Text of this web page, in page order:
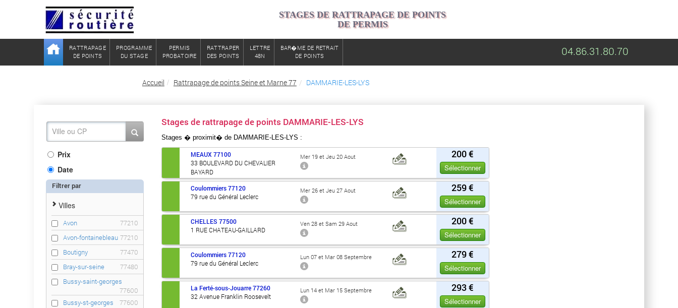
STAGES DE RATTRAPAGE DE POINTS
DE PERMIS
RATTRAPAGE
DE POINTS
PROGRAMME
DU STAGE
PERMIS
PROBATOIRE
RATTRAPER
DES POINTS
LETTRE
48N
BAR�ME DE RETRAIT
DE POINTS
04.86.31.80.70
Accueil Rattrapage de points Seine et Marne 77 DAMMARIE-LES-LYS
Prix
Date
Filtrer par
Villes
Avon
77210
Avon-fontainebleau 77210
Boutigny
77470
Bray-sur-seine
77480
Bussy-saint-georges
77600
Bussy-st-georges
77600
Stages de rattrapage de points DAMMARIE-LES-LYS
Stages � proximit� de DAMMARIE-LES-LYS :
200 €
Sélectionner
MEAUX 77100
33 BOULEVARD DU CHEVALIER
BAYARD
Mer 19 et Jeu 20 Aout
259 €
Sélectionner
Coulommiers 77120
79 rue du Général Leclerc
Mer 26 et Jeu 27 Aout
200 €
Sélectionner
CHELLES 77500
1 RUE CHATEAU-GAILLARD
Ven 28 et Sam 29 Aout
279 €
Sélectionner
Coulommiers 77120
79 rue du Général Leclerc
Lun 07 et Mar 08 Septembre
293 €
Sélectionner
La Ferté-sous-Jouarre 77260
32 Avenue Franklin Roosevelt
Lun 14 et Mar 15 Septembre